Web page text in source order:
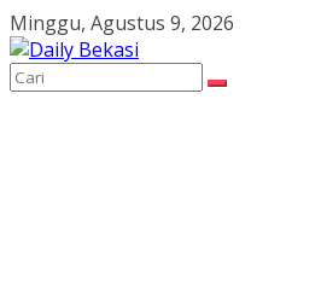
Skip
to
content
Minggu, Agustus 9, 2026